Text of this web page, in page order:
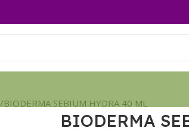
BIODERMA SEBIUM HYDRA 40 ML
BIODERMA